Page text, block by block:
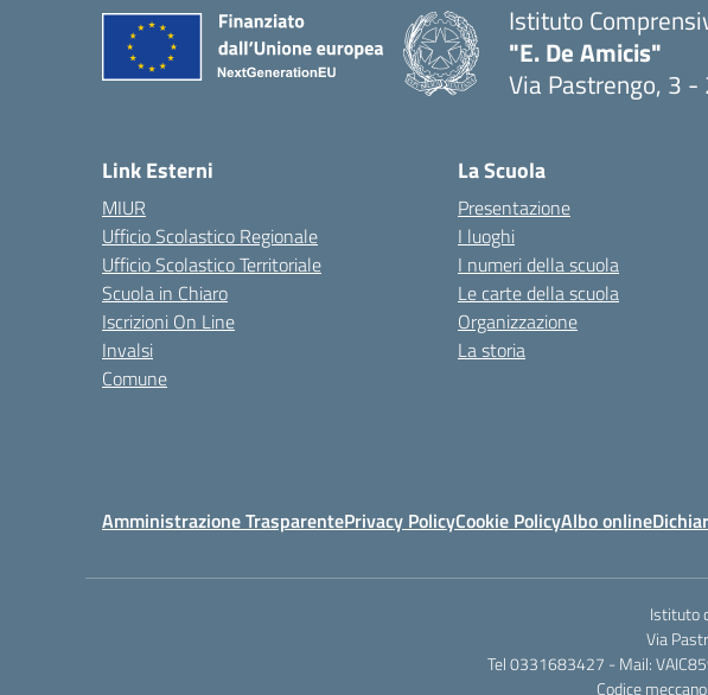
Istituto
"E. De Amicis"
Via Pastrengo, 3
Link Esterni
MIUR
Ufficio Scolastico Regionale
Ufficio Scolastico Territoriale
Scuola in Chiaro
Iscrizioni On Line
Invalsi
Comune
La Scuola
Presentazione
I luoghi
I numeri della scuola
Le carte della scuola
Organizzazione
La storia
Amministrazione TrasparentePrivacy PolicyCookie PolicyAlbo online
Istituto
Via
Tel 0331683427 - Mail:
Codice